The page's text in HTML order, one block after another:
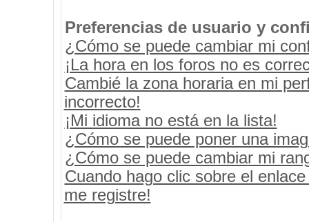
Preferencias de usuario y
¿Cómo se puede cambiar mi
¡La hora en los foros no es
Cambié la zona horaria en mi
incorrecto!
¡Mi idioma no está en la lista!
¿Cómo se puede poner una
¿Cómo se puede cambiar mi
Cuando hago clic sobre el
me registre!